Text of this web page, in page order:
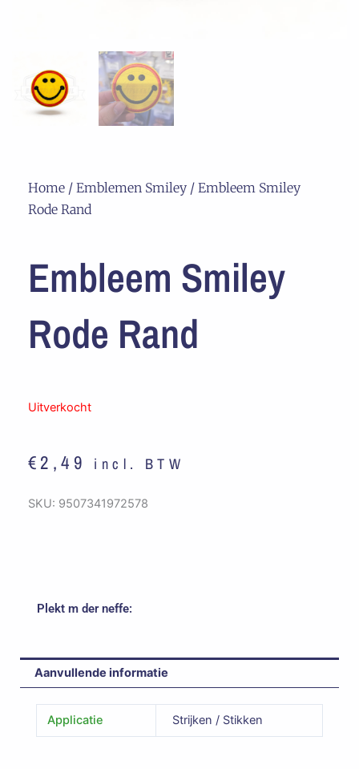
Home / Emblemen Smiley / Embleem Smiley
Rode Rand
Embleem Smiley
Rode Rand
Uitverkocht
€2,49 incl. BTW
SKU: 9507341972578
Plekt m der neffe:
Aanvullende informatie
Applicatie Strijken / Stikken